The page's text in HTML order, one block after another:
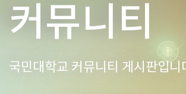
커뮤니티
국민대학교 커뮤니티 게시판입니